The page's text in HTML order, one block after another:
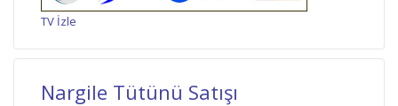
TV İzle
Nargile Tütünü Satışı